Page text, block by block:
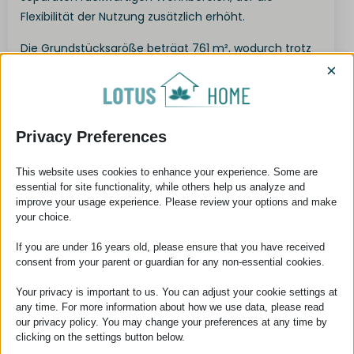
Flexibilität der Nutzung zusätzlich erhöht.
Die Grundstücksgröße beträgt 761 m², wodurch trotz
der vergleichsweise kompakten Bebauung eine
beträchtliche Wohn- und Nutzfläche zur Verfügung
Hervorzuheben ist das vielseitige und effiziente
kombiniert:
Gasheizung (Gaskessel)
Gaskonvektoren
Klimageräte (zum Heizen und Kühlen)
Diese Ausstattung gewährleistet einen hohen
Privacy Preferences
×
This website uses cookies to enhance your experience. Some are
essential for site functionality, while others help us analyze and
improve your usage experience. Please review your options and make
your choice.
If you are under 16 years old, please ensure that you have received
consent from your parent or guardian for any non-essential cookies.
Your privacy is important to us. You can adjust your cookie settings at
any time. For more information about how we use data, please read
our privacy policy. You may change your preferences at any time by
clicking on the settings button below.